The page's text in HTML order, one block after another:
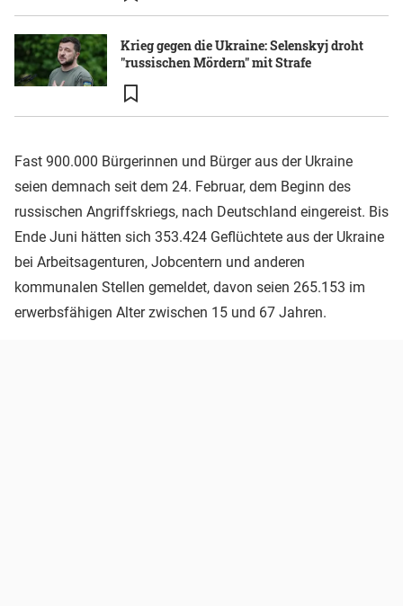
Krieg gegen die Ukraine: Selenskyj droht
"russischen Mördern" mit Strafe
Fast 900.000 Bürgerinnen und Bürger aus der Ukraine
seien demnach seit dem 24. Februar, dem Beginn des
russischen Angriffskriegs, nach Deutschland eingereist. Bis
Ende Juni hätten sich 353.424 Geflüchtete aus der Ukraine
bei Arbeitsagenturen, Jobcentern und anderen
kommunalen Stellen gemeldet, davon seien 265.153 im
erwerbsfähigen Alter zwischen 15 und 67 Jahren.